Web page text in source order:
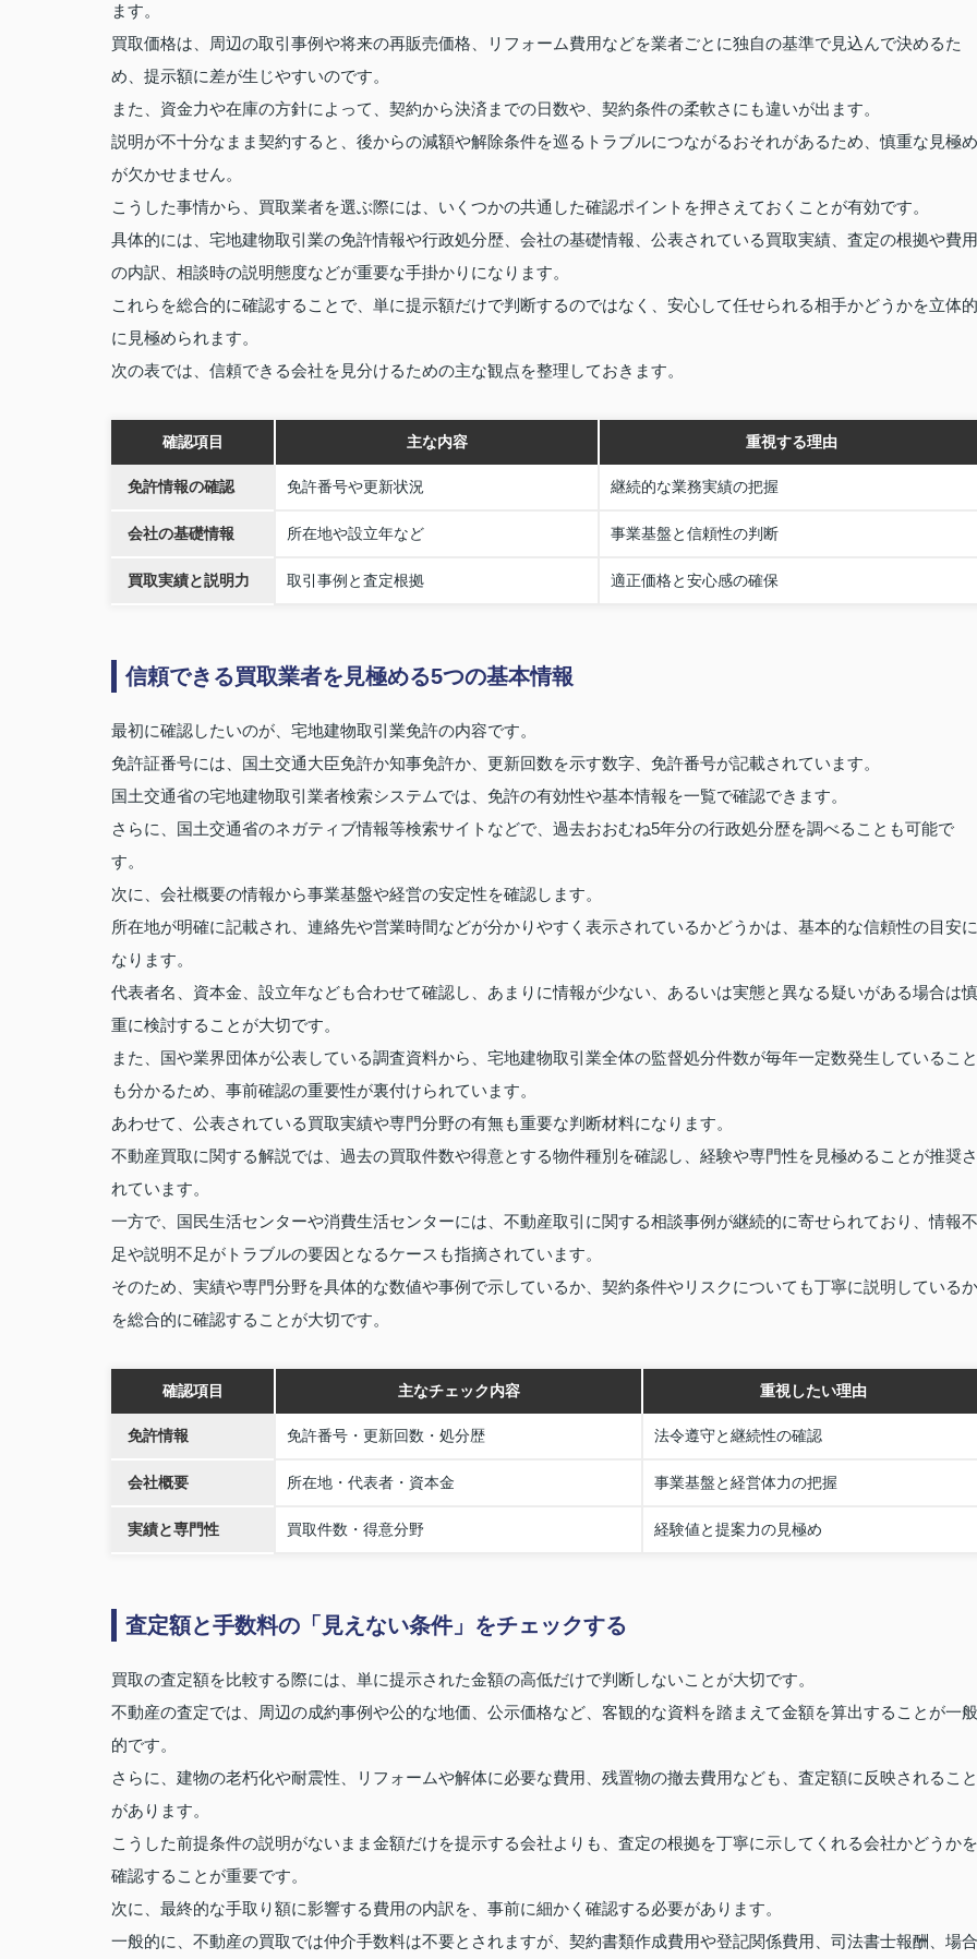
ます。
買取価格は、周辺の取引事例や将来の再販売価格、リフォーム費用などを業者ごとに独自の基準で見込んで決めるた
め、提示額に差が生じやすいのです。
また、資金力や在庫の方針によって、契約から決済までの日数や、契約条件の柔軟さにも違いが出ます。
説明が不十分なまま契約すると、後からの減額や解除条件を巡るトラブルにつながるおそれがあるため、慎重な見極め
が欠かせません。
こうした事情から、買取業者を選ぶ際には、いくつかの共通した確認ポイントを押さえておくことが有効です。
具体的には、宅地建物取引業の免許情報や行政処分歴、会社の基礎情報、公表されている買取実績、査定の根拠や費用
の内訳、相談時の説明態度などが重要な手掛かりになります。
これらを総合的に確認することで、単に提示額だけで判断するのではなく、安心して任せられる相手かどうかを立体的
に見極められます。
次の表では、信頼できる会社を見分けるための主な観点を整理しておきます。
確認項目 主な内容 重視する理由
免許情報の確認 免許番号や更新状況 継続的な業務実績の把握
会社の基礎情報 所在地や設立年など 事業基盤と信頼性の判断
買取実績と説明力 取引事例と査定根拠 適正価格と安心感の確保
信頼できる買取業者を見極める5つの基本情報
最初に確認したいのが、宅地建物取引業免許の内容です。
免許証番号には、国土交通大臣免許か知事免許か、更新回数を示す数字、免許番号が記載されています。
国土交通省の宅地建物取引業者検索システムでは、免許の有効性や基本情報を一覧で確認できます。
さらに、国土交通省のネガティブ情報等検索サイトなどで、過去おおむね5年分の行政処分歴を調べることも可能で
す。
次に、会社概要の情報から事業基盤や経営の安定性を確認します。
所在地が明確に記載され、連絡先や営業時間などが分かりやすく表示されているかどうかは、基本的な信頼性の目安に
なります。
代表者名、資本金、設立年なども合わせて確認し、あまりに情報が少ない、あるいは実態と異なる疑いがある場合は慎
重に検討することが大切です。
また、国や業界団体が公表している調査資料から、宅地建物取引業全体の監督処分件数が毎年一定数発生していること
も分かるため、事前確認の重要性が裏付けられています。
あわせて、公表されている買取実績や専門分野の有無も重要な判断材料になります。
不動産買取に関する解説では、過去の買取件数や得意とする物件種別を確認し、経験や専門性を見極めることが推奨さ
れています。
一方で、国民生活センターや消費生活センターには、不動産取引に関する相談事例が継続的に寄せられており、情報不
足や説明不足がトラブルの要因となるケースも指摘されています。
そのため、実績や専門分野を具体的な数値や事例で示しているか、契約条件やリスクについても丁寧に説明しているか
を総合的に確認することが大切です。
確認項目 主なチェック内容 重視したい理由
免許情報 免許番号・更新回数・処分歴 法令遵守と継続性の確認
会社概要 所在地・代表者・資本金 事業基盤と経営体力の把握
実績と専門性 買取件数・得意分野 経験値と提案力の見極め
査定額と手数料の「見えない条件」をチェックする
買取の査定額を比較する際には、単に提示された金額の高低だけで判断しないことが大切です。
不動産の査定では、周辺の成約事例や公的な地価、公示価格など、客観的な資料を踏まえて金額を算出することが一般
的です。
さらに、建物の老朽化や耐震性、リフォームや解体に必要な費用、残置物の撤去費用なども、査定額に反映されること
があります。
こうした前提条件の説明がないまま金額だけを提示する会社よりも、査定の根拠を丁寧に示してくれる会社かどうかを
確認することが重要です。
次に、最終的な手取り額に影響する費用の内訳を、事前に細かく確認する必要があります。
一般的に、不動産の買取では仲介手数料は不要とされますが、契約書類作成費用や登記関係費用、司法書士報酬、場合